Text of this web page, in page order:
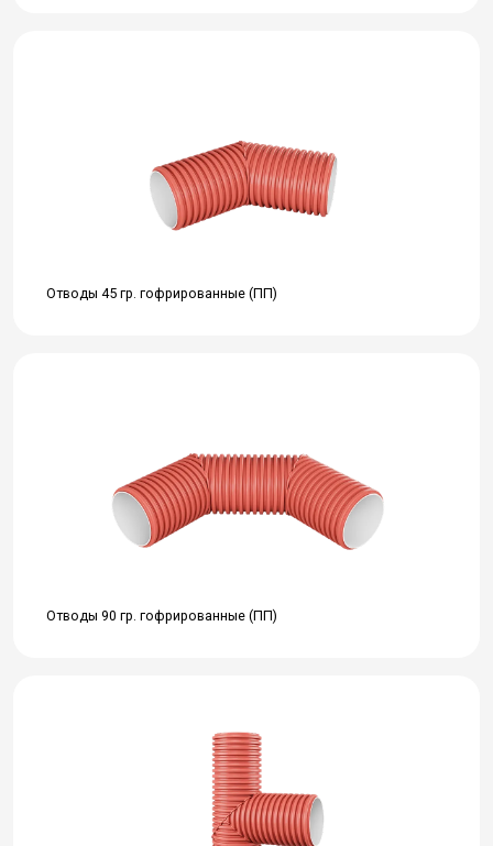
Отводы 45 гр. гофрированные (ПП)
Отводы 90 гр. гофрированные (ПП)